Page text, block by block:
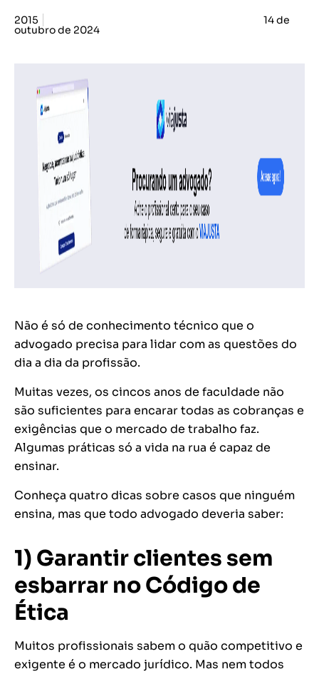
2015 14 de
outubro de 2024
Não é só de conhecimento técnico que o
advogado precisa para lidar com as questões do
dia a dia da profissão.
Muitas vezes, os cincos anos de faculdade não
são suficientes para encarar todas as cobranças e
exigências que o mercado de trabalho faz.
Algumas práticas só a vida na rua é capaz de
ensinar.
Conheça quatro dicas sobre casos que ninguém
ensina, mas que todo advogado deveria saber:
1) Garantir clientes sem
esbarrar no Código de
Ética
Muitos profissionais sabem o quão competitivo e
exigente é o mercado jurídico. Mas nem todos